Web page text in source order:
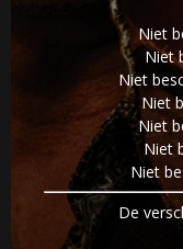
Niet
Niet
Niet
Niet
Niet
Niet
Niet
De